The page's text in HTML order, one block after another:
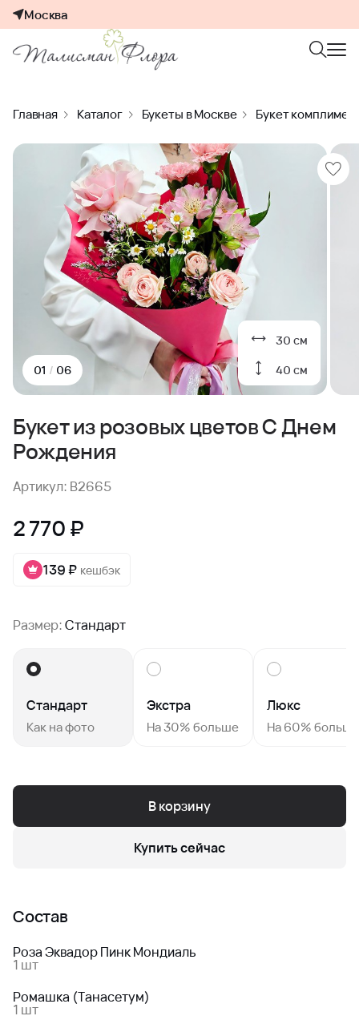
Москва
Главная Каталог Букеты в Москве Букет
30 см
40 см
01 / 06
Букет из розовых цветов С Днем
Рождения
Артикул: B2665
2 770 ₽
139 ₽ кешбэк
Размер:Стандарт
Стандарт
Как на фото
Экстра
На 30% больше
Люкс
На 60% больше
В корзину
Купить сейчас
Состав
Роза Эквадор Пинк Мондиаль
1 шт
Ромашка (Танасетум)
1 шт